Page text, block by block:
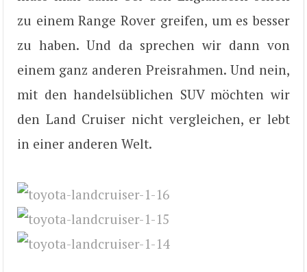
zu einem Range Rover greifen, um es besser
zu haben. Und da sprechen wir dann von
einem ganz anderen Preisrahmen. Und nein,
mit den handelsüblichen SUV möchten wir
den Land Cruiser nicht vergleichen, er lebt
in einer anderen Welt.